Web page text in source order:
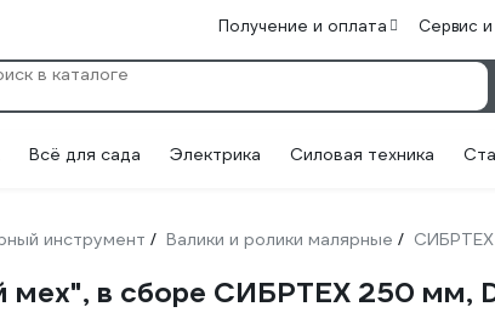
Получение и оплата Сервис
Всё для сада Электрика Силовая техника
инструмент / Валики и ролики малярные / СИБРТЕХ
мех", в сборе СИБРТЕХ 250 мм,